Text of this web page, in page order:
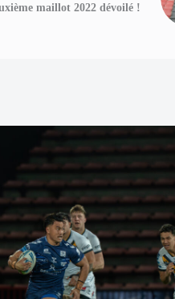
maillot 2022 dévoilé !